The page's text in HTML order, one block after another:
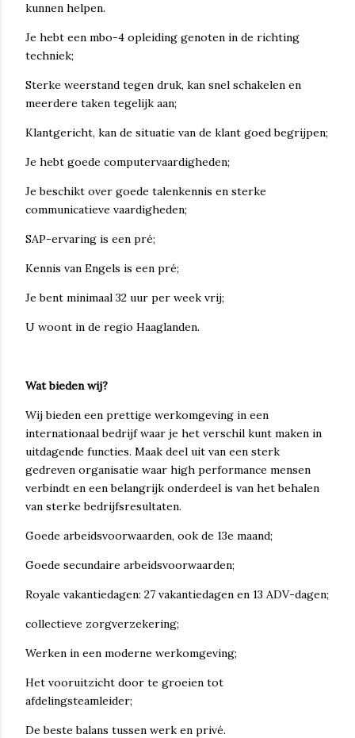
kunnen helpen.
Je hebt een mbo-4 opleiding genoten in de richting
techniek;
Sterke weerstand tegen druk, kan snel schakelen en
meerdere taken tegelijk aan;
Klantgericht, kan de situatie van de klant goed begrijpen;
Je hebt goede computervaardigheden;
Je beschikt over goede talenkennis en sterke
communicatieve vaardigheden;
SAP-ervaring is een pré;
Kennis van Engels is een pré;
Je bent minimaal 32 uur per week vrij;
U woont in de regio Haaglanden.
Wat bieden wij?
Wij bieden een prettige werkomgeving in een
internationaal bedrijf waar je het verschil kunt maken in
uitdagende functies. Maak deel uit van een sterk
gedreven organisatie waar high performance mensen
verbindt en een belangrijk onderdeel is van het behalen
van sterke bedrijfsresultaten.
Goede arbeidsvoorwaarden, ook de 13e maand;
Goede secundaire arbeidsvoorwaarden;
Royale vakantiedagen: 27 vakantiedagen en 13 ADV-dagen;
collectieve zorgverzekering;
Werken in een moderne werkomgeving;
Het vooruitzicht door te groeien tot
afdelingsteamleider;
De beste balans tussen werk en privé.